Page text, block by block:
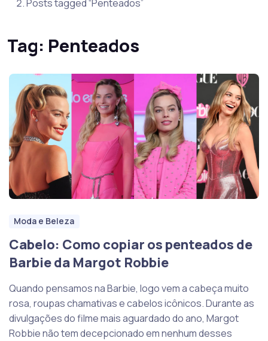
Posts tagged “Penteados”
Tag: Penteados
Moda e Beleza
Cabelo: Como copiar os penteados de
Barbie da Margot Robbie
Quando pensamos na Barbie, logo vem a cabeça muito
rosa, roupas chamativas e cabelos icônicos. Durante as
divulgações do filme mais aguardado do ano, Margot
Robbie não tem decepcionado em nenhum desses